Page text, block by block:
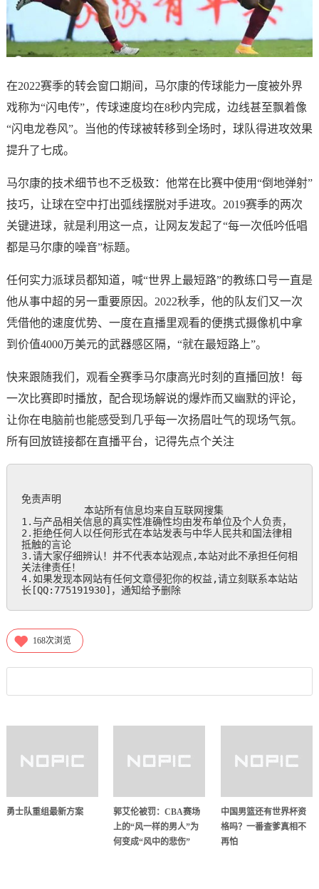
在2022赛季的转会窗口期间，马尔康的传球能力一度被外界
戏称为“闪电传”，传球速度均在8秒内完成，边线甚至飘着像
“闪电龙卷风”。当他的传球被转移到全场时，球队得进攻效果
提升了七成。
马尔康的技术细节也不乏极致：他常在比赛中使用“倒地弹射”
技巧，让球在空中打出弧线摆脱对手进攻。2019赛季的两次
关键进球，就是利用这一点，让网友发起了“每一次低吟低唱
都是马尔康的噪音”标题。
任何实力派球员都知道，喊“世界上最短路”的教练口号一直是
他从事中超的另一重要原因。2022秋季，他的队友们又一次
凭借他的速度优势、一度在直播里观看的便携式摄像机中拿
到价值4000万美元的武器感区隔，“就在最短路上”。
快来跟随我们，观看全赛季马尔康高光时刻的直播回放！每
一次比赛即时播放，配合现场解说的爆炸而又幽默的评论，
让你在电脑前也能感受到几乎每一次扬眉吐气的现场气氛。
所有回放链接都在直播平台，记得先点个关注
免责声明
本站所有信息均来自互联网搜集
1.与产品相关信息的真实性准确性均由发布单位及个人负责，
2.拒绝任何人以任何形式在本站发表与中华人民共和国法律相
抵触的言论
3.请大家仔细辨认！并不代表本站观点,本站对此不承担任何相
关法律责任！
4.如果发现本网站有任何文章侵犯你的权益,请立刻联系本站站
长[QQ:775191930]，通知给予删除
168次浏览
勇士队重组最新方案
郭艾伦被罚：CBA赛场
上的“风一样的男人”为
何变成“风中的悲伤”
中国男篮还有世界杯资
格吗？一番查爹真相不
再怕